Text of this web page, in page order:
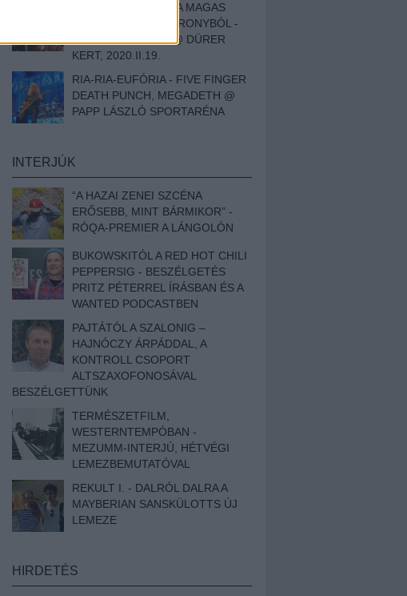
MÉLY FÉRFIBÁNAT A MAGAS
ELEFÁNTCSONTTORONYBÓL -
LEPROUS, KLONE @ DÜRER
KERT, 2020.II.19.
RIA-RIA-EUFÓRIA - FIVE FINGER
DEATH PUNCH, MEGADETH @
PAPP LÁSZLÓ SPORTARÉNA
INTERJÚK
“A HAZAI ZENEI SZCÉNA
ERŐSEBB, MINT BÁRMIKOR” -
RÓQA-PREMIER A LÁNGOLÓN
BUKOWSKITÓL A RED HOT CHILI
PEPPERSIG - BESZÉLGETÉS
PRITZ PÉTERREL ÍRÁSBAN ÉS A
WANTED PODCASTBEN
PAJTÁTÓL A SZALONIG –
HAJNÓCZY ÁRPÁDDAL, A
KONTROLL CSOPORT
ALTSZAXOFONOSÁVAL
BESZÉLGETTÜNK
TERMÉSZETFILM,
WESTERNTEMPÓBAN -
MEZUMM-INTERJÚ, HÉTVÉGI
LEMEZBEMUTATÓVAL
REKULT I. - DALRÓL DALRA A
MAYBERIAN SANSKÜLOTTS ÚJ
LEMEZE
HIRDETÉS